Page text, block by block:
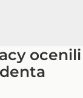
ocenili